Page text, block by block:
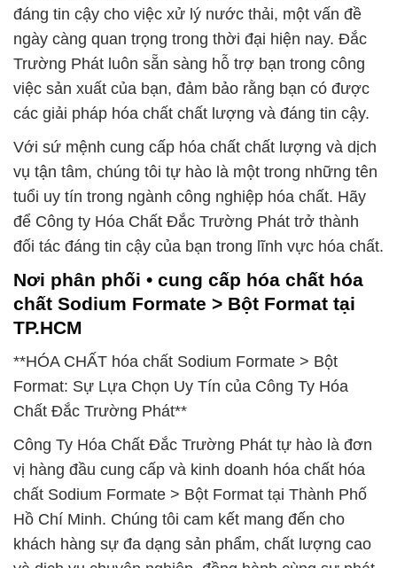
đáng tin cậy cho việc xử lý nước thải, một vấn đề
ngày càng quan trọng trong thời đại hiện nay. Đắc
Trường Phát luôn sẵn sàng hỗ trợ bạn trong công
việc sản xuất của bạn, đảm bảo rằng bạn có được
các giải pháp hóa chất chất lượng và đáng tin cậy.
Với sứ mệnh cung cấp hóa chất chất lượng và dịch
vụ tận tâm, chúng tôi tự hào là một trong những tên
tuổi uy tín trong ngành công nghiệp hóa chất. Hãy
để Công ty Hóa Chất Đắc Trường Phát trở thành
đối tác đáng tin cậy của bạn trong lĩnh vực hóa chất.
Nơi phân phối • cung cấp hóa chất hóa
chất Sodium Formate > Bột Format tại
TP.HCM
**HÓA CHẤT hóa chất Sodium Formate > Bột
Format: Sự Lựa Chọn Uy Tín của Công Ty Hóa
Chất Đắc Trường Phát**
Công Ty Hóa Chất Đắc Trường Phát tự hào là đơn
vị hàng đầu cung cấp và kinh doanh hóa chất hóa
chất Sodium Formate > Bột Format tại Thành Phố
Hồ Chí Minh. Chúng tôi cam kết mang đến cho
khách hàng sự đa dạng sản phẩm, chất lượng cao